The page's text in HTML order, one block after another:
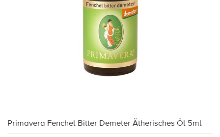
Primavera Fenchel Bitter Demeter Ätherisches Öl 5ml